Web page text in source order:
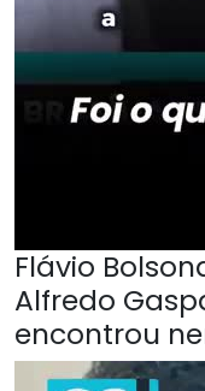
Flávio
Alfredo
encontrou